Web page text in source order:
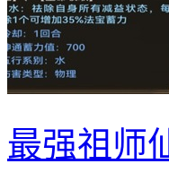
最强祖师